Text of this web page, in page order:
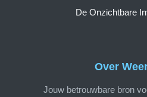
Over
Jouw betrouwbare bron
De Onzichtbare